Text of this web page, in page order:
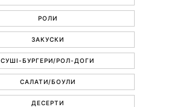
РОЛИ
ЗАКУСКИ
СУШІ-БУРГЕРИ/РОЛ-ДОГИ
САЛАТИ/БОУЛИ
ДЕСЕРТИ